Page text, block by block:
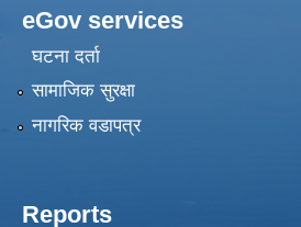
eGov services
घटना दर्ता
सामाजिक सुरक्षा
नागरिक वडापत्र
Reports